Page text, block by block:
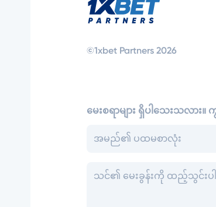
©1xbet Partners 2026
မေးစရာများ ရှိပါသေးသလား